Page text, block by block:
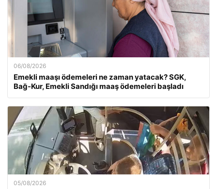
06/08/2026
Emekli maaşı ödemeleri ne zaman yatacak? SGK,
Bağ-Kur, Emekli Sandığı maaş ödemeleri başladı
05/08/2026